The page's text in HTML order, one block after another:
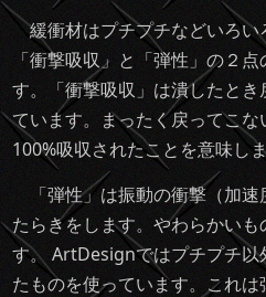
緩衝材はプチプチなどいろい
「衝撃吸収」と「弾性」の２
す。「衝撃吸収」は潰したと
ています。まったく戻ってこ
100%吸収されたことを意味し
「弾性」は振動の衝撃（加速
たらきをします。やわらかい
す。 ArtDesignではプチプチ以
たものを使っています。これ